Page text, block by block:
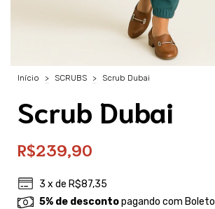
Início > SCRUBS > Scrub Dubai
Scrub Dubai
R$239,90
3 x de R$87,35
5% de descontopagando com Boleto